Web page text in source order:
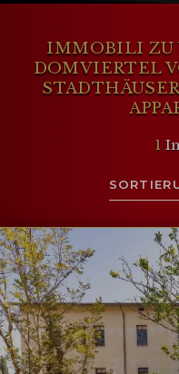
einen
kulturellen
IMMOBILI ZU
DOMVIERTEL
1